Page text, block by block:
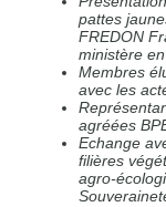
pattes
FREDON
ministère
Membres
avec les
agréées
Echange
filières
agro-